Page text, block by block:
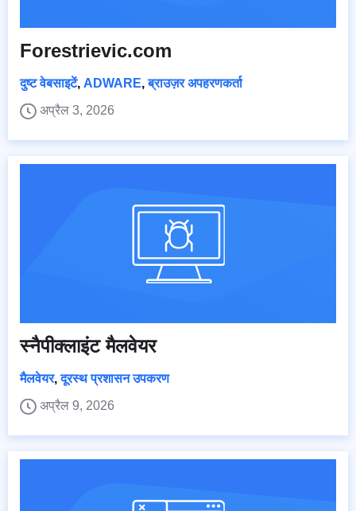
Forestrievic.com
दुष्ट वेबसाइटें, ADWARE,ब्राउज़र अपहरणकर्ता
अप्रैल 3, 2026
स्नैपीक्लाइंट मैलवेयर
मैलवेयर,दूरस्थ प्रशासन उपकरण
अप्रैल 9, 2026